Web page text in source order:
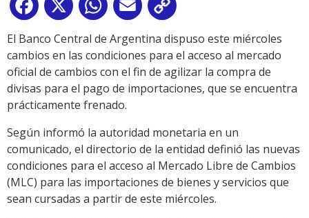
Facebook
X WhatsApp
Email
Link
El Banco Central de Argentina dispuso este miércoles
cambios en las condiciones para el acceso al mercado
oficial de cambios con el fin de agilizar la compra de
divisas para el pago de importaciones, que se encuentra
prácticamente frenado.
Según informó la autoridad monetaria en un
comunicado, el directorio de la entidad definió las nuevas
condiciones para el acceso al Mercado Libre de Cambios
(MLC) para las importaciones de bienes y servicios que
sean cursadas a partir de este miércoles.